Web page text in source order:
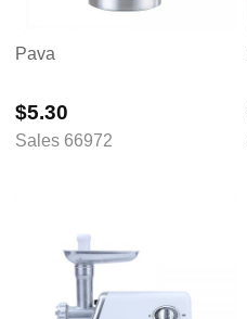
Pava
$5.30
Sales 66972